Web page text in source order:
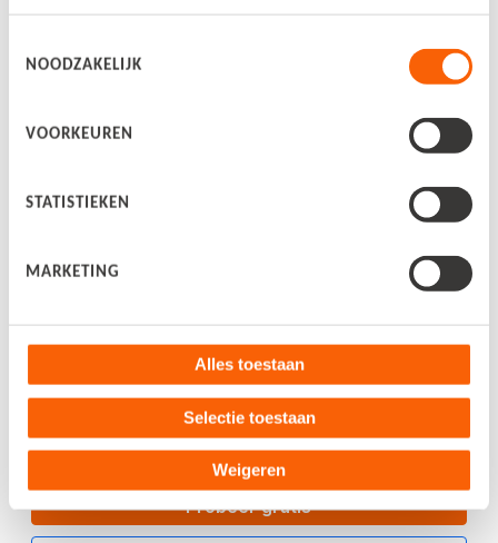
NOODZAKELIJK
VOORKEUREN
STATISTIEKEN
MARKETING
Alles toestaan
Selectie toestaan
Weigeren
Bekijk alle blogs
Over ons
Probeer gratis